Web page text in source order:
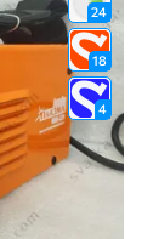
24
18
4